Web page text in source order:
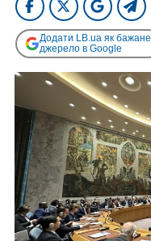
Додати LB.ua як бажане
джерело в Google